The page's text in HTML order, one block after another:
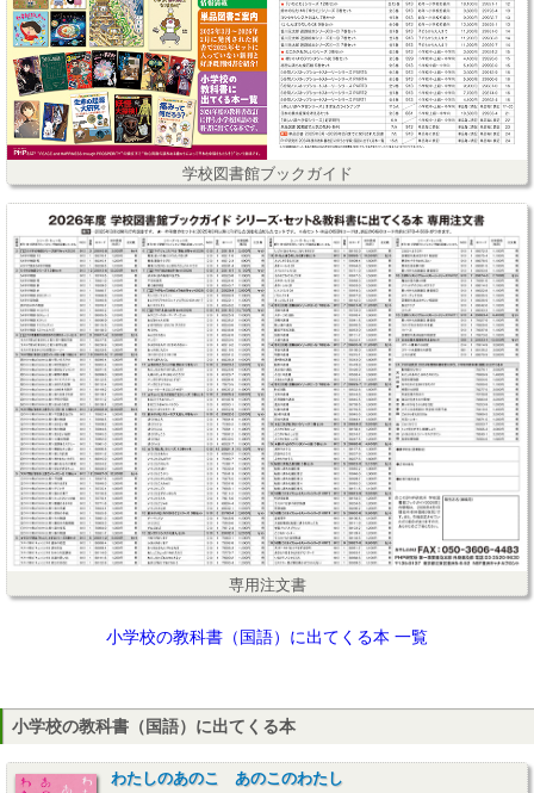
学校図書館ブックガイド
専用注文書
小学校の教科書（国語）に出てくる本 一覧
小学校の教科書（国語）に出てくる本
わたしのあのこ あのこのわたし